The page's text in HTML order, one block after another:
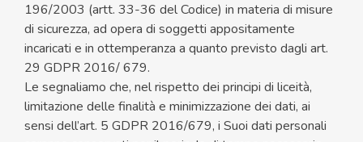
196/2003 (artt. 33-36 del Codice) in materia di misure
di sicurezza, ad opera di soggetti appositamente
incaricati e in ottemperanza a quanto previsto dagli art.
29 GDPR 2016/ 679.
Le segnaliamo che, nel rispetto dei principi di liceità,
limitazione delle finalità e minimizzazione dei dati, ai
sensi dell’art. 5 GDPR 2016/679, i Suoi dati personali